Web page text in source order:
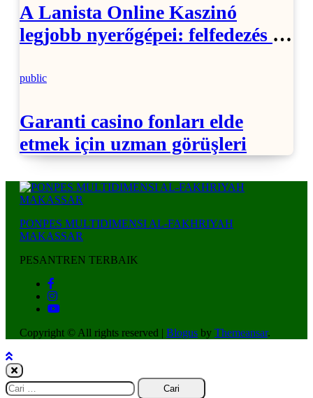
A Lanista Online Kaszinó
legjobb nyerőgépei: felfedezés és
public
Garanti casino fonları elde
etmek için uzman görüşleri
PONPES MULTIDIMENSI AL-FAKHRIYAH
MAKASSAR
PESANTREN TERBAIK
Copyright © All rights reserved | Blogus by Themeansar.
Cari